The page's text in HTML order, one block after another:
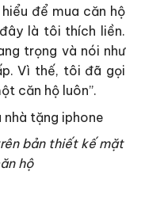
để mua căn hộ
là tôi thích liền.
trọng và nói như
Vì thế, tôi đã gọi
căn hộ luôn”.
bản thiết kế mặt
hộ